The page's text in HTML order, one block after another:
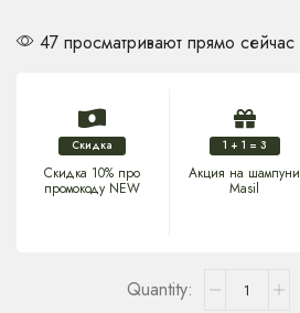
47 просматривают прямо сейчас
Скидка
Скидка 10% про
промокоду NEW
1 + 1 = 3
Акция на шампуни
Masil